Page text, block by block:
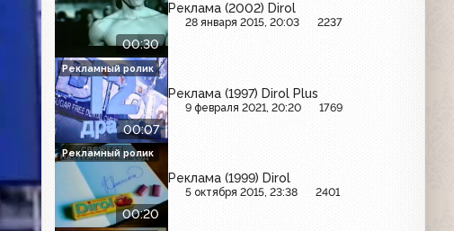
00:30
Реклама (2002) Dirol
28 января 2015, 20:03 2237
00:07
Реклама (1997) Dirol Plus
9 февраля 2021, 20:20 1769
Рекламный ролик
00:20
Реклама (1999) Dirol
5 октября 2015, 23:38 2401
Рекламный ролик